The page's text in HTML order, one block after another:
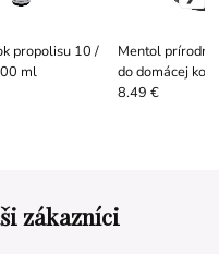
propolisu 10 /
ml
Mentol
do domácej
8.49 €
zákazníci